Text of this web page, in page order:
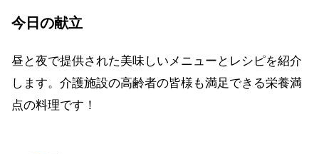
今日の献立
昼と夜で提供された美味しいメニューとレシピを紹介
します。介護施設の高齢者の皆様も満足できる栄養満
点の料理です！